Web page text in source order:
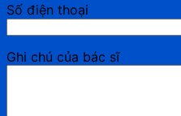
Số điện thoại
Ghi chú của bác sĩ